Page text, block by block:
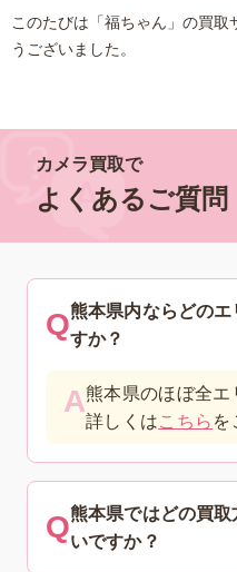
このたびは「福ちゃん」の買取
うございました。
カメラ買取で
よくあるご質問
熊本県内ならどのエ
すか？
熊本県のほぼ全エ
詳しくはこちら を
熊本県ではどの買
いですか？